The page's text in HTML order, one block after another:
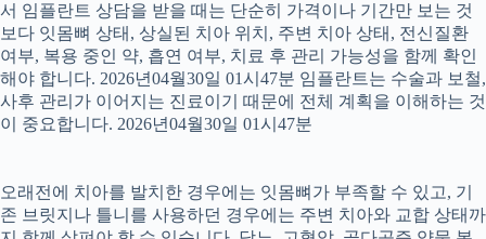
서 임플란트 상담을 받을 때는 단순히 가격이나 기간만 보는 것
보다 잇몸뼈 상태, 상실된 치아 위치, 주변 치아 상태, 전신질환
여부, 복용 중인 약, 흡연 여부, 치료 후 관리 가능성을 함께 확인
해야 합니다. 2026년04월30일 01시47분 임플란트는 수술과 보철,
사후 관리가 이어지는 진료이기 때문에 전체 계획을 이해하는 것
이 중요합니다. 2026년04월30일 01시47분
오래전에 치아를 발치한 경우에는 잇몸뼈가 부족할 수 있고, 기
존 브릿지나 틀니를 사용하던 경우에는 주변 치아와 교합 상태까